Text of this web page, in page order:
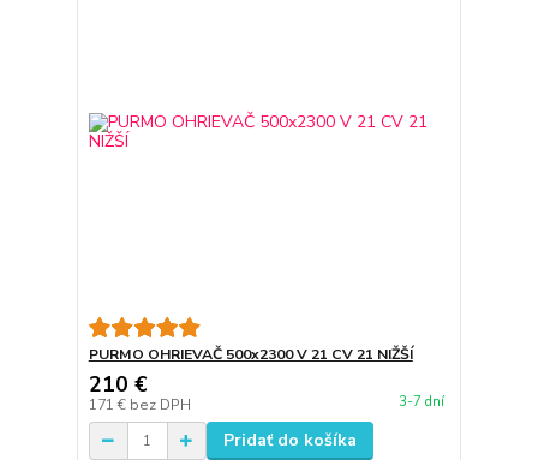
PURMO OHRIEVAČ 500x2300 V 21 CV 21 NIŽŠÍ
210 €
171 € bez DPH 3-7 dní
Pridať do košíka